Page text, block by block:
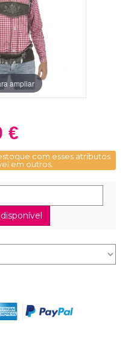
ampliar
€
com esses atributos
em outros.